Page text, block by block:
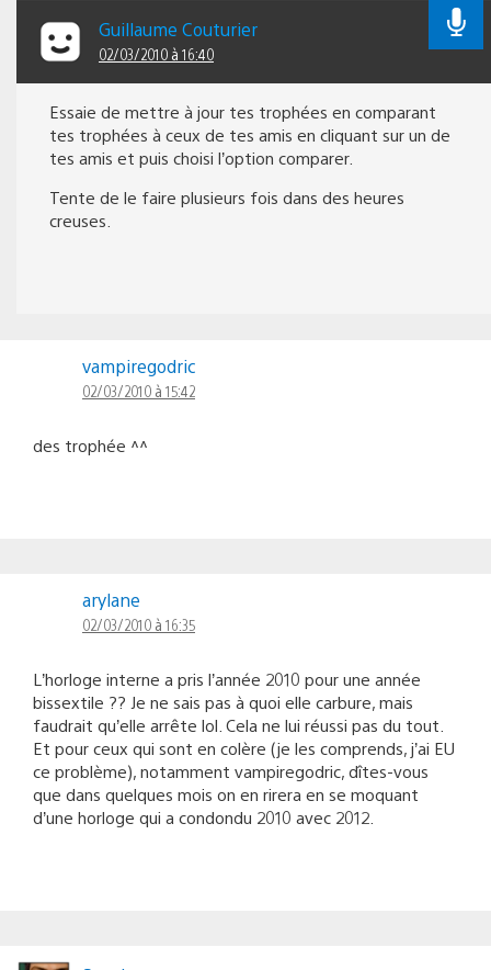
Guillaume Couturier
02/03/2010 à 16:40
Essaie de mettre à jour tes trophées en comparant
tes trophées à ceux de tes amis en cliquant sur un de
tes amis et puis choisi l’option comparer.
Tente de le faire plusieurs fois dans des heures
creuses.
vampiregodric
02/03/2010 à 15:42
des trophée ^^
arylane
02/03/2010 à 16:35
L’horloge interne a pris l’année 2010 pour une année
bissextile ?? Je ne sais pas à quoi elle carbure, mais
faudrait qu’elle arrête lol. Cela ne lui réussi pas du tout.
Et pour ceux qui sont en colère (je les comprends, j’ai EU
ce problème), notamment vampiregodric, dîtes-vous
que dans quelques mois on en rirera en se moquant
d’une horloge qui a condondu 2010 avec 2012.